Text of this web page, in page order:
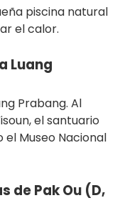
piscina natural
el calor.
Luang
Prabang. Al
el santuario
el Museo Nacional
de Pak Ou (D,